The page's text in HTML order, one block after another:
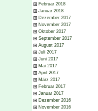
Februar 2018
Januar 2018
Dezember 2017
November 2017
Oktober 2017
September 2017
August 2017
Juli 2017
Juni 2017
Mai 2017
April 2017
März 2017
Februar 2017
Januar 2017
Dezember 2016
November 2016